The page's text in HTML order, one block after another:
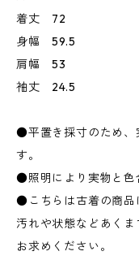
着丈 72
身幅 59.5
肩幅 53
袖丈 24.5
●平置き採寸のため、
す。
●照明により実物と色
●こちらは古着の商品
汚れや状態などあく
お求めください。